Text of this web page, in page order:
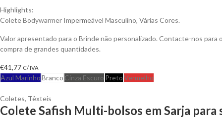
Highlights:
Colete Bodywarmer Impermeável Masculino, Várias Cores.
Valor apresentado para o Brinde não personalizado. Contacte-nos para
compra de grandes quantidades.
€41,77 C/ IVA
Azul MarinhoBranco Cinza Escuro PretoVermelho
Coletes, Têxteis
Colete Safish Multi-bolsos em Sarja para